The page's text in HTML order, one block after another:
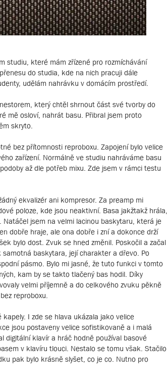
studiu, které mám zřízené pro rozmíchávání
do studia, kde na nich pracuji dále
udělám nahrávku v domácím prostředí.
který chtěl shrnout část své tvorby do
mě osloví, nahrát basu. Přibral jsem proto
skryto.
bez přítomnosti reproboxu. Zapojení bylo velice
zařízení. Normálně ve studiu nahráváme basu
až dle potřeb mixu. Zde jsem v rámci testu
ekvalizér ani kompresor. Za preamp mi
poloze, kde jsou neaktivní. Basa jakžtakž hrála,
jsem na velmi lacinou baskytaru, která je
dobře hraje, ale ona dobře i zní a dokonce drží
bylo dost. Zvuk se hned změnil. Poskočil a začal
baskytara, její charakter a dřevo. Po
pásmo. Bylo mi jasné, že tuto funkci v tomto
kam by se takto tlačený bas hodil. Díky
velmi příjemně a do celkového zvuku pěkně
reproboxu.
I zde se hlava ukázala jako velice
jsou postaveny velice sofistikovaně a i malá
digitální klavír a hráč hodně používal basové
v klavíru tlouci. Nestalo se tomu však. Stačilo
pak bylo krásně slyšet, co je co. Nutno pro